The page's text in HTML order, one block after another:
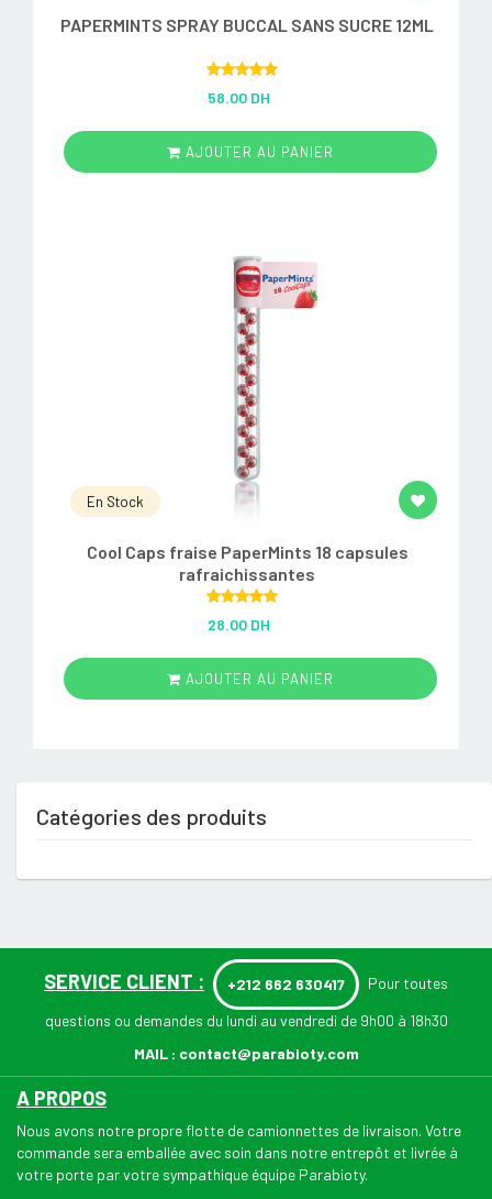
PAPERMINTS SPRAY BUCCAL SANS SUCRE 12ML
out of 5
58.00 DH
AJOUTER AU PANIER
En Stock
Cool Caps fraise PaperMints 18 capsules
rafraichissantes
out of 5
28.00 DH
AJOUTER AU PANIER
Catégories des produits
SERVICE CLIENT : +212 662 630417 Pour toutes
questions ou demandes du lundi au vendredi de 9h00 à 18h30
MAIL : contact@parabioty.com
A PROPOS
Nous avons notre propre flotte de camionnettes de livraison. Votre
commande sera emballée avec soin dans notre entrepôt et livrée à
votre porte par votre sympathique équipe Parabioty.